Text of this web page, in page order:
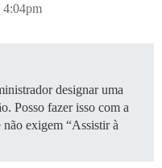
designar uma
Posso fazer isso com a
não exigem “Assistir à